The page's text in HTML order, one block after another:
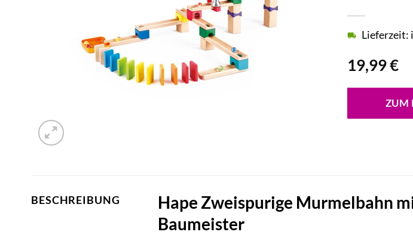
19,99€
Lieferzeit:
ZUM
BESCHREIBUNG
Hape Zweispurige Murmelbahn
Baumeister